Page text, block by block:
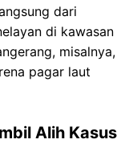
dari
di kawasan
misalnya,
pagar laut
Alih Kasus